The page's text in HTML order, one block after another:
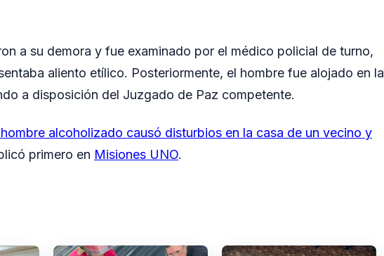
a su demora y fue examinado por el médico policial de turno,
aliento etílico. Posteriormente, el hombre fue alojado en la
a disposición del Juzgado de Paz competente.
alcoholizado causó disturbios en la casa de un vecino y
primero en Misiones UNO.